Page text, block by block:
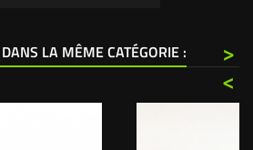
LA MÊME CATÉGORIE :
>
<